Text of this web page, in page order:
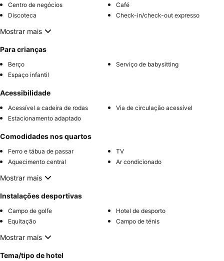
Centro de negócios
Café
Discoteca
Check-in/check-out expresso
Mostrar mais
Para crianças
Berço
Serviço de babysitting
Espaço infantil
Acessibilidade
Acessível a cadeira de rodas
Via de circulação acessível
Estacionamento adaptado
Comodidades nos quartos
Ferro e tábua de passar
TV
Aquecimento central
Ar condicionado
Mostrar mais
Instalações desportivas
Campo de golfe
Hotel de desporto
Equitação
Campo de ténis
Mostrar mais
Tema/tipo de hotel